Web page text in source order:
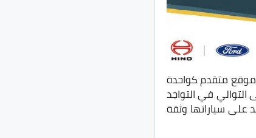
خلال عام 2026، حيث تحافظ على موقع متقدم كواحدة
في التواجد
على سياراتها وثقة